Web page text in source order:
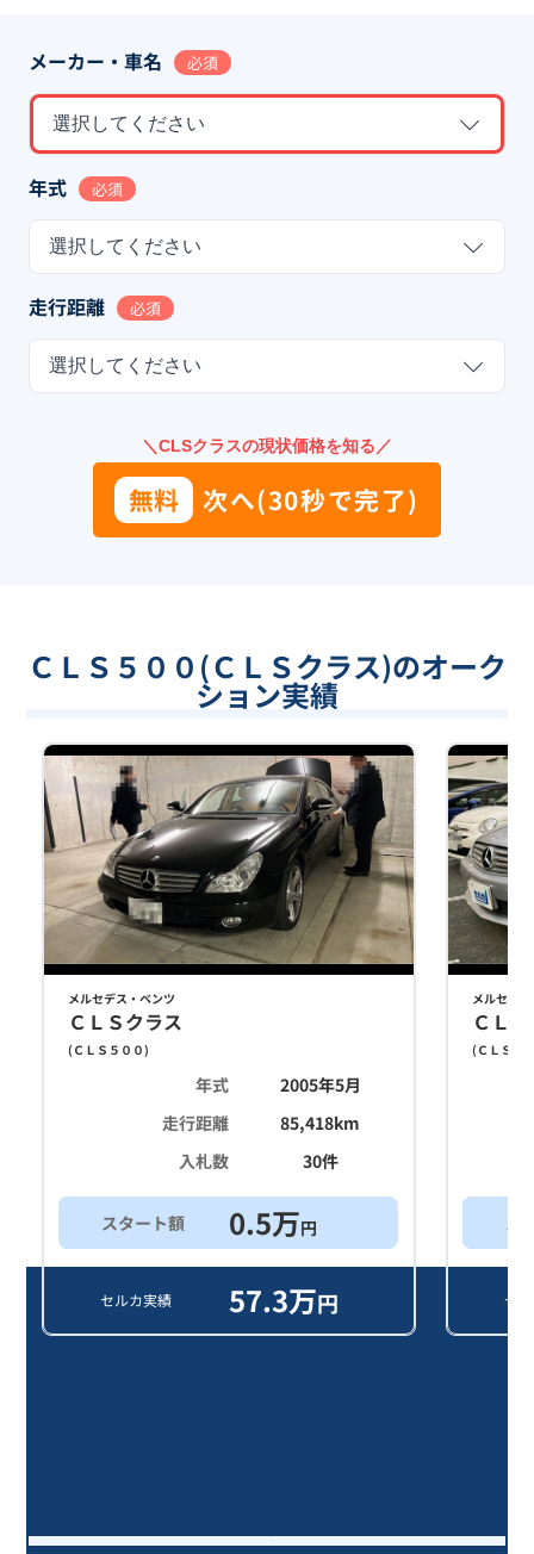
メーカー・車名 必須
選択してください
年式 必須
選択してください
走行距離 必須
選択してください
＼CLSクラスの現状価格を知る／
無料 次へ(30秒で完了)
ＣＬＳ５００(ＣＬＳクラス)のオーク
ション実績
メルセデス・ベンツ
ＣＬＳクラス
( ＣＬＳ５００)
年式
2005年5月
走行距離
85,418km
入札数
30件
スタート額 0.5万円
セルカ実績 57.3万円
メルセデ
ＣＬ
( ＣＬＳ５
セ